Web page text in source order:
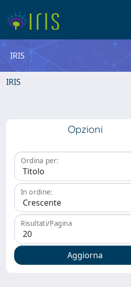
IRIS
IRIS
Opzioni
Ordina per:
In ordine:
Risultati/Pagina